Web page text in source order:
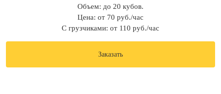
Объем: до 20 кубов.
Цена: от 70 руб./час
С грузчиками: от 110 руб./час
Заказать